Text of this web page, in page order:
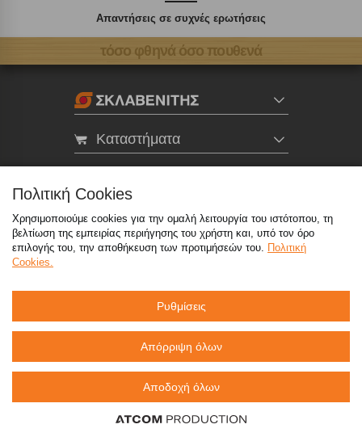
Απαντήσεις σε συχνές ερωτήσεις
τόσο φθηνά όσο πουθενά
Καταστήματα
800 117 7777 (μόνο από σταθερό, χωρίς χρέωση),
214 100 9999 (αστική χρέωση)
©2026 Όροι Χρήσης Πολιτική Απορρήτου
Πολιτική Cookies CCTV
Πολιτική Cookies
Χρησιμοποιούμε cookies για την ομαλή λειτουργία του ιστότοπου, τη
βελτίωση της εμπειρίας περιήγησης του χρήστη και, υπό τον όρο
επιλογής του, την αποθήκευση των προτιμήσεών του. Πολιτική
Cookies.
Ρυθμίσεις
Απόρριψη όλων
Αποδοχή όλων